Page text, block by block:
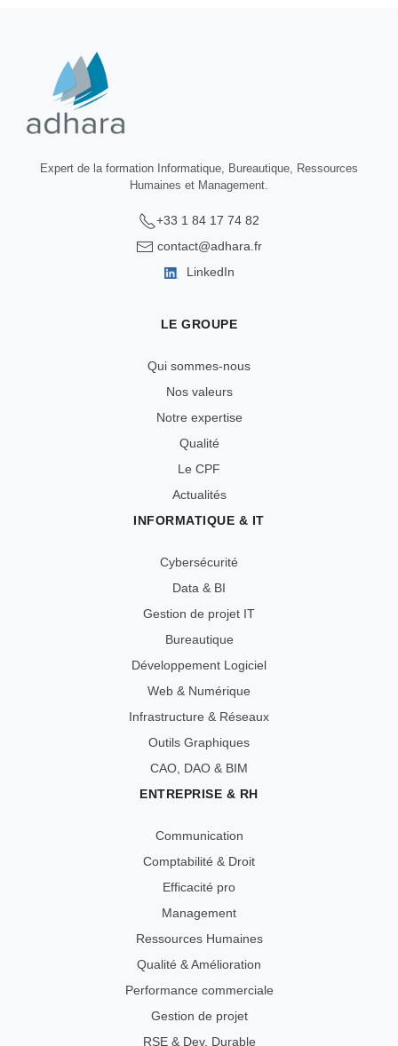
Expert de la formation Informatique, Bureautique, Ressources
Humaines et Management.
+33 1 84 17 74 82
contact@adhara.fr
LinkedIn
LE GROUPE
Qui sommes-nous
Nos valeurs
Notre expertise
Qualité
Le CPF
Actualités
INFORMATIQUE & IT
Cybersécurité
Data & BI
Gestion de projet IT
Bureautique
Développement Logiciel
Web & Numérique
Infrastructure & Réseaux
Outils Graphiques
CAO, DAO & BIM
ENTREPRISE & RH
Communication
Comptabilité & Droit
Efficacité pro
Management
Ressources Humaines
Qualité & Amélioration
Performance commerciale
Gestion de projet
RSE & Dev. Durable